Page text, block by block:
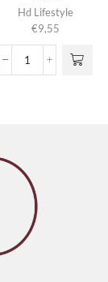
Hd Lifestyle
€9,55
Wave